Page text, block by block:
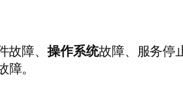
故障、操作系统故障、服务停
。